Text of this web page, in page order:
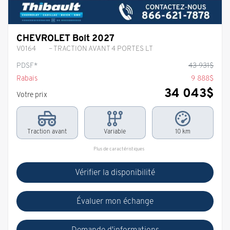
CHEVROLET Bolt 2027
V0164
– TRACTION AVANT 4 PORTES LT
PDSF*
43 931$
Rabais
9 888$
Votre prix
34 043$
Traction avant Variable 10 km
Plus de caractéristiques
Vérifier la disponibilité
Évaluer mon échange